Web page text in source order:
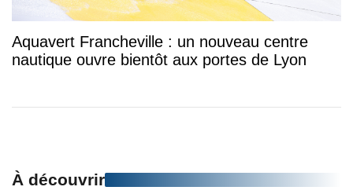
Aquavert Francheville : un nouveau centre
nautique ouvre bientôt aux portes de Lyon
À découvrir